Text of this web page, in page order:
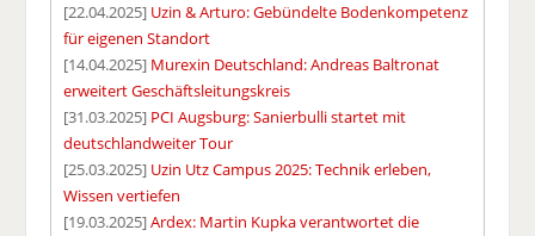
[22.04.2025] Uzin & Arturo: Gebündelte Bodenkompetenz
für eigenen Standort
[14.04.2025] Murexin Deutschland: Andreas Baltronat
erweitert Geschäftsleitungskreis
[31.03.2025] PCI Augsburg: Sanierbulli startet mit
deutschlandweiter Tour
[25.03.2025] Uzin Utz Campus 2025: Technik erleben,
Wissen vertiefen
[19.03.2025]Ardex: Martin Kupka verantwortet die